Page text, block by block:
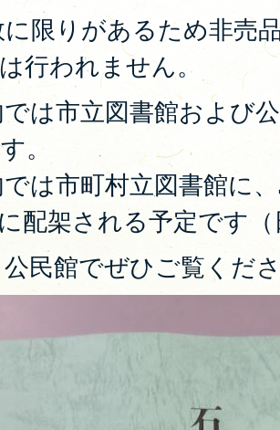
限りがあるため非売
行われません。
は市立図書館および
。
は市町村立図書館に
配架される予定です
公民館でぜひご覧くだ